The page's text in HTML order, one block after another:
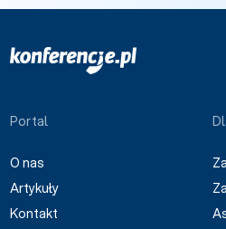
Portal
O nas
Artykuły
Kontakt